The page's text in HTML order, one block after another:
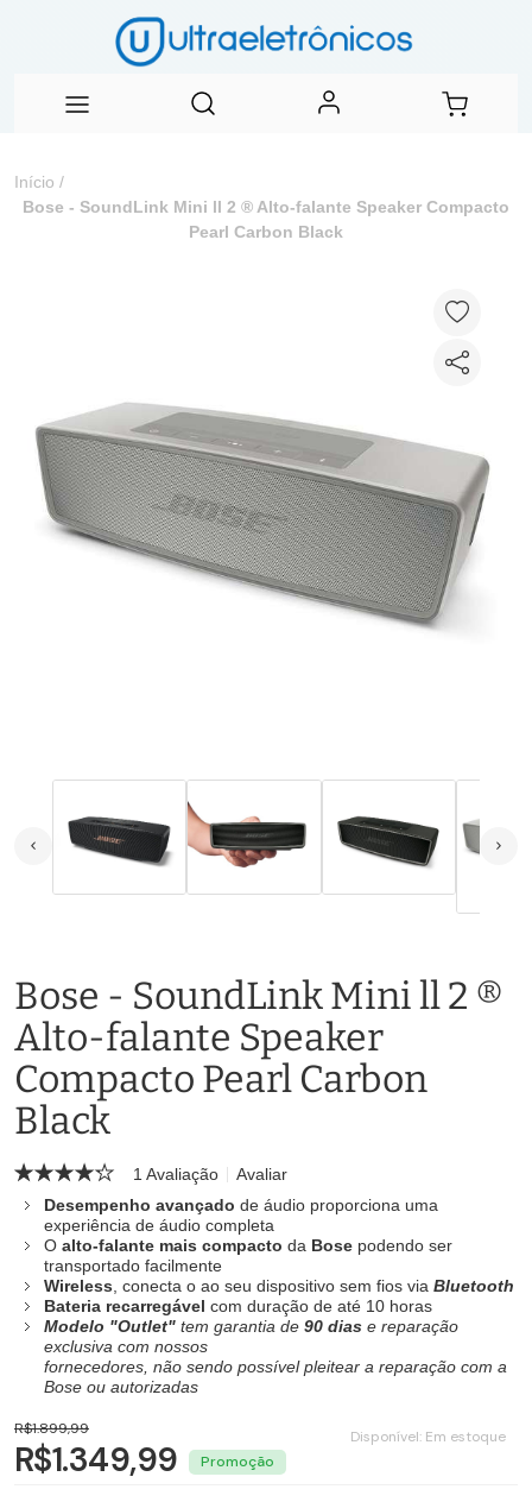
Início /
Bose - SoundLink Mini ll 2 ® Alto-falante Speaker Compacto
Pearl Carbon Black
Bose - SoundLink Mini ll 2 ®
Alto-falante Speaker
Compacto Pearl Carbon
Black
1 Avaliação
Avaliar
Desempenho avançado de áudio proporciona uma
experiência de áudio completa
O alto-falante mais compacto da Bose podendo ser
transportado facilmente
Wireless , conecta o ao seu dispositivo sem fios via Bluetooth
Bateria recarregável com duração de até 10 horas
Modelo "Outlet" tem garantia de 90 dias e reparação
exclusiva com nossos
fornecedores, não sendo possível pleitear a reparação com a
Bose ou autorizadas
Disponível: Em estoque
R$1.899,99
R$1.349,99